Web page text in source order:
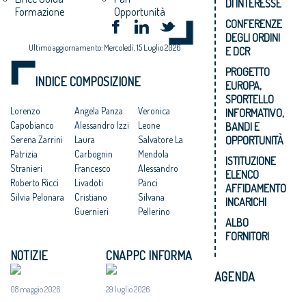
Formazione
Opportunità
Ultimo aggiornamento: Mercoledì, 15 Luglio 2026
INDICE COMPOSIZIONE
Lorenzo
Capobianco
Serena Zarrini
Patrizia
Stranieri
Roberto Ricci
Silvia Pelonara
Angela Panza
Alessandro Izzi
Laura
Carbognin
Francesco
Livadoti
Cristiano
Guernieri
Veronica
Leone
Salvatore La
Mendola
Alessandro
Panci
Silvana
Pellerino
NOTIZIE
08 maggio 2026
CNAPPC INFORMA
29 luglio 2026
DI INTERESSE
CONFERENZE
DEGLI ORDINI
E DCR
PROGETTO
EUROPA,
SPORTELLO
INFORMATIVO,
BANDI E
OPPORTUNITÀ
ISTITUZIONE
ELENCO
AFFIDAMENTO
INCARICHI
ALBO
FORNITORI
AGENDA